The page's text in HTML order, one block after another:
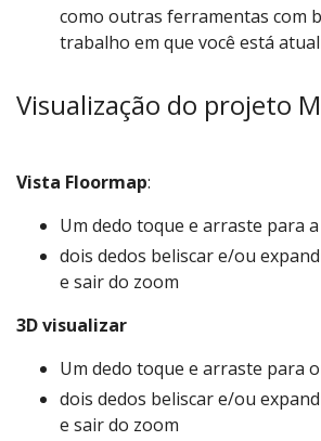
como outras ferramentas com
trabalho em que você está
Visualização do projeto
Vista Floormap:
Um dedo toque e arraste para
dois dedos beliscar e/ou
e sair do zoom
3D visualizar
Um dedo toque e arraste para
dois dedos beliscar e/ou
e sair do zoom